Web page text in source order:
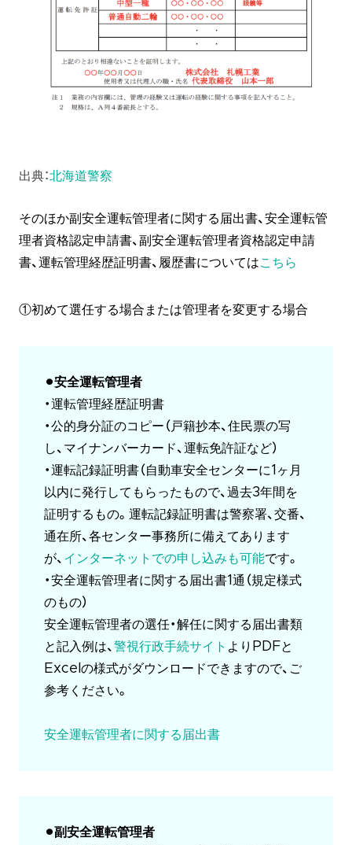
出典：北海道警察
そのほか副安全運転管理者に関する届出書、安全運転管
理者資格認定申請書、副安全運転管理者資格認定申請
書、運転管理経歴証明書、履歴書についてはこちら
①初めて選任する場合または管理者を変更する場合
⚫︎安全運転管理者
・運転管理経歴証明書
・公的身分証のコピー（戸籍抄本、住民票の写
し、マイナンバーカード、運転免許証など）
・運転記録証明書（自動車安全センターに1ヶ月
以内に発行してもらったもので、過去3年間を
証明するもの。運転記録証明書は警察署、交番、
通在所、各センター事務所に備えてあります
が、 インターネットでの申し込みも可能です。
・安全運転管理者に関する届出書1通（規定様式
のもの）
安全運転管理者の選任・解任に関する届出書類
と記入例は、 警視行政手続サイト よりPDFと
Excelの様式がダウンロードできますので、ご
参考ください。
安全運転管理者に関する届出書
⚫︎副安全運転管理者